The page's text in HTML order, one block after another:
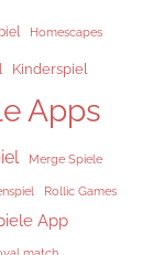
Homescapes
Kinderspiel
Apps
Merge Spiele
Rollic Games
App